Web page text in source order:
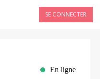
SE CONNECTER
En ligne